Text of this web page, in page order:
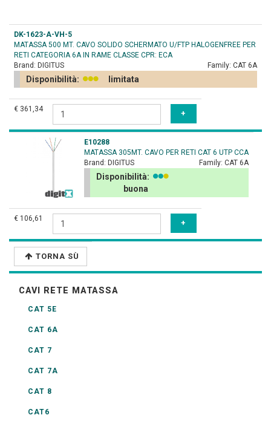
DK-1623-A-VH-5
MATASSA 500 MT. CAVO SOLIDO SCHERMATO U/FTP HALOGENFREE PER
RETI CATEGORIA 6A IN RAME CLASSE CPR: ECA
Brand: DIGITUS Family: CAT 6A
Disponibilità: limitata
€ 361,34
E10288
MATASSA 305MT. CAVO PER RETI CAT 6 UTP CCA
Brand: DIGITUS Family: CAT 6A
Disponibilità:
buona
€ 106,61
TORNA SÙ
CAVI RETE MATASSA
CAT 5E
CAT 6A
CAT 7
CAT 7A
CAT 8
CAT6